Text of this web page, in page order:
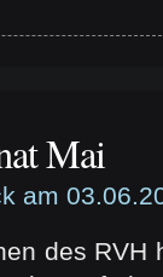
Mai
am
des RVH